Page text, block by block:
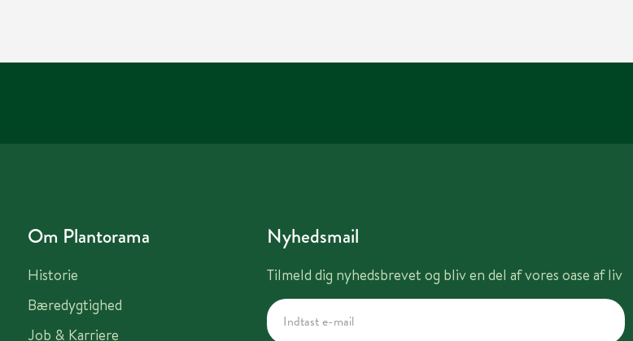
Om Plantorama
Historie
Bæredygtighed
Job & Karriere
Nyhedsmail
Tilmeld dig nyhedsbrevet og bliv en del af vores oase af liv